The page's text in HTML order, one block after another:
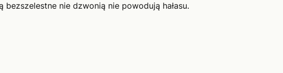
nie dzwonią nie powodują hałasu.